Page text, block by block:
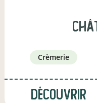
crèmerie
Découvrir